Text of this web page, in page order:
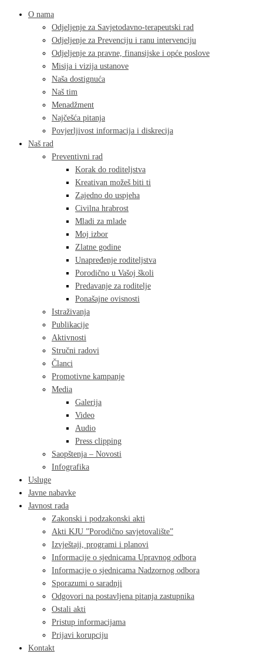
O nama
Odjeljenje za Savjetodavno-terapeutski rad
Odjeljenje za Prevenciju i ranu intervenciju
Odjeljenje za pravne, finansijske i opće poslove
Misija i vizija ustanove
Naša dostignuća
Naš tim
Menadžment
Najčešća pitanja
Povjerljivost informacija i diskrecija
Naš rad
Preventivni rad
Korak do roditeljstva
Kreativan možeš biti ti
Zajedno do uspjeha
Civilna hrabrost
Mladi za mlade
Moj izbor
Zlatne godine
Unapređenje roditeljstva
Porodično u Vašoj školi
Predavanje za roditelje
Ponašajne ovisnosti
Istraživanja
Publikacije
Aktivnosti
Stručni radovi
Članci
Promotivne kampanje
Media
Galerija
Video
Audio
Press clipping
Saopštenja – Novosti
Infografika
Usluge
Javne nabavke
Javnost rada
Zakonski i podzakonski akti
Akti KJU ”Porodično savjetovalište”
Izvještaji, programi i planovi
Informacije o sjednicama Upravnog odbora
Informacije o sjednicama Nadzornog odbora
Sporazumi o saradnji
Odgovori na postavljena pitanja zastupnika
Ostali akti
Pristup informacijama
Prijavi korupciju
Kontakt